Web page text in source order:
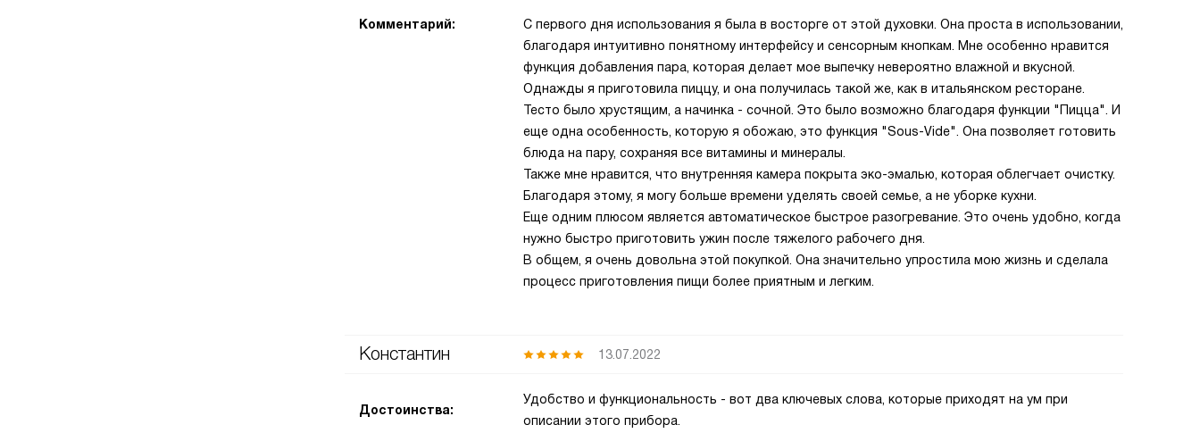
Комментарий:
С первого дня использования я была в восторге от этой духовки. Она проста в использовании,
благодаря интуитивно понятному интерфейсу и сенсорным кнопкам. Мне особенно нравится
функция добавления пара, которая делает мое выпечку невероятно влажной и вкусной.
Однажды я приготовила пиццу, и она получилась такой же, как в итальянском ресторане.
Тесто было хрустящим, а начинка - сочной. Это было возможно благодаря функции "Пицца". И
еще одна особенность, которую я обожаю, это функция "Sous-Vide". Она позволяет готовить
блюда на пару, сохраняя все витамины и минералы.
Также мне нравится, что внутренняя камера покрыта эко-эмалью, которая облегчает очистку.
Благодаря этому, я могу больше времени уделять своей семье, а не уборке кухни.
Еще одним плюсом является автоматическое быстрое разогревание. Это очень удобно, когда
нужно быстро приготовить ужин после тяжелого рабочего дня.
В общем, я очень довольна этой покупкой. Она значительно упростила мою жизнь и сделала
процесс приготовления пищи более приятным и легким.
Константин 13.07.2022
Достоинства:
Удобство и функциональность - вот два ключевых слова, которые приходят на ум при
описании этого прибора.